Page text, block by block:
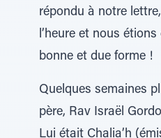
répondu à notre
l’heure et nous
bonne et due forme !
Quelques semaines
père, Rav Israël
Lui était Chalia’h